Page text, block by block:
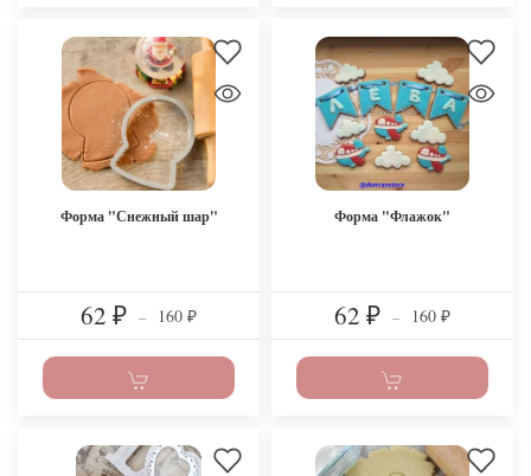
Форма "Снежный шар"
62 ₽ – 160 ₽
Форма "Флажок"
62 ₽ – 160 ₽